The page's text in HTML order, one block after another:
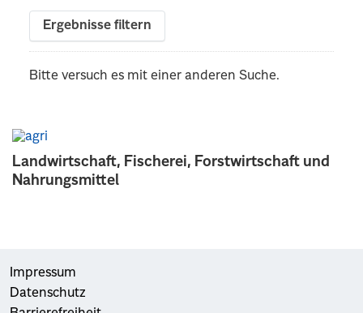
Landwirtschaft, Fischerei, Forstwirtschaft und
Nahrungsmittel
Ergebnisse filtern
Bitte versuch es mit einer anderen Suche.
Impressum
Datenschutz